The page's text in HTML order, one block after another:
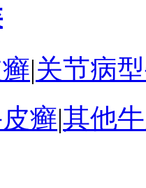
|关节病
癣|其他